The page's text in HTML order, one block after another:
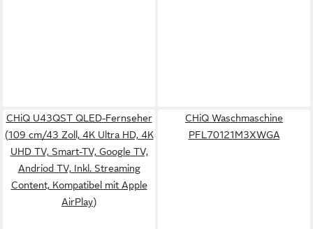
CHiQ U43QST QLED-Fernseher
(109 cm/43 Zoll, 4K Ultra HD, 4K
UHD TV, Smart-TV, Google TV,
Andriod TV, Inkl. Streaming
Content, Kompatibel mit Apple
AirPlay)
CHiQ Waschmaschine
PFL70121M3XWGA